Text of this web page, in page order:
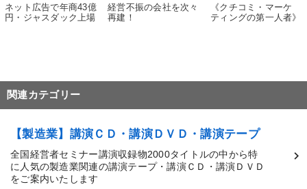
ネット広告で年商43億
円・ジャスダック上場
経営不振の会社を次々
再建！
《クチコミ・マーケ
ティングの第一人者》
関連カテゴリー
【製造業】講演ＣＤ・講演ＤＶＤ・講演テープ
全国経営者セミナー講演収録物2000タイトルの中から特
に人気の製造業関連の講演テープ・講演ＣＤ・講演ＤＶＤ
をご案内いたします